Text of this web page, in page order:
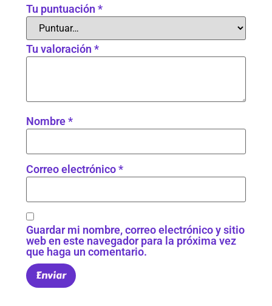
Tu puntuación*
Tu valoración*
Nombre*
Correo electrónico*
Guardar mi nombre, correo electrónico y sitio
web en este navegador para la próxima vez
que haga un comentario.